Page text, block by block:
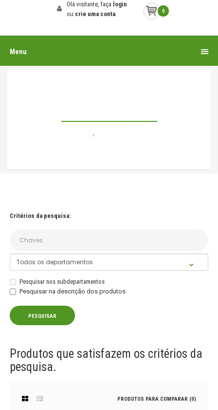
0
Olá visitante, faça login
ou crie uma conta.
Menu
Critérios da pesquisa:
Pesquisar nos subdepartamentos
Pesquisar na descrição dos produtos
Produtos que satisfazem os critérios da
pesquisa.
PRODUTOS PARA COMPARAR (0)